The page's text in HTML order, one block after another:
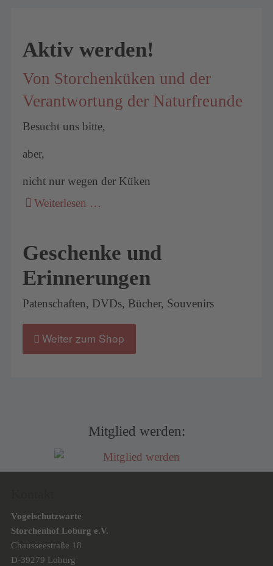
Aktiv werden!
Von Storchenküken und der
Verantwortung der Naturfreunde
Besucht uns bitte,
aber,
nicht nur wegen der Küken
Weiterlesen …
Geschenke und
Erinnerungen
Patenschaften, DVDs, Bücher, Souvenirs
Weiter zum Shop
Mitglied werden:
Vogelschutzwarte
Storchenhof Loburg e.V.
Chausseestraße 18
D-39279 Loburg